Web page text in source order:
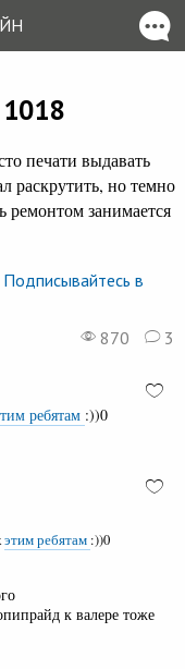
1018
печати выдавать
раскрутить, но темно
ремонтом занимается
в
870
3
ребятам :))0
этим ребятам :))0
к валере тоже